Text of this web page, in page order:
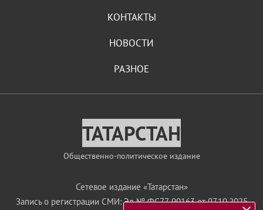
КОНТАКТЫ
НОВОСТИ
РАЗНОЕ
ТАТАРСТАН
Общественно-политическое издание
Сетевое издание «Татарстан»
Запись о регистрации СМИ: Эл № ФС77-90163 от 07.10.2025